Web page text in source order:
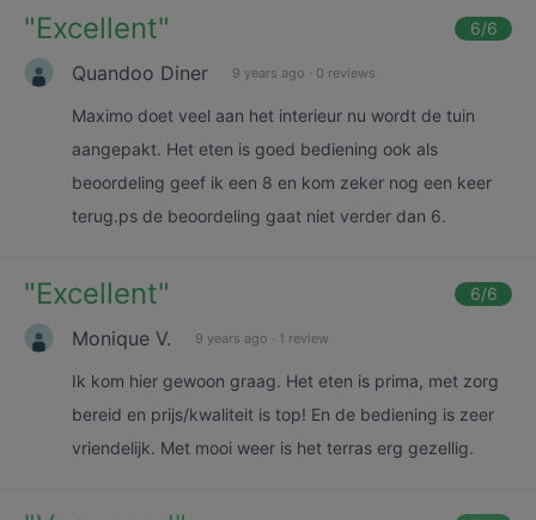
"Excellent" 6/6
Quandoo Diner 9 years ago · 0 reviews
Maximo doet veel aan het interieur nu wordt de tuin
aangepakt. Het eten is goed bediening ook als
beoordeling geef ik een 8 en kom zeker nog een keer
terug.ps de beoordeling gaat niet verder dan 6.
"Excellent" 6/6
Monique V. 9 years ago · 1 review
Ik kom hier gewoon graag. Het eten is prima, met zorg
bereid en prijs/kwaliteit is top! En de bediening is zeer
vriendelijk. Met mooi weer is het terras erg gezellig.